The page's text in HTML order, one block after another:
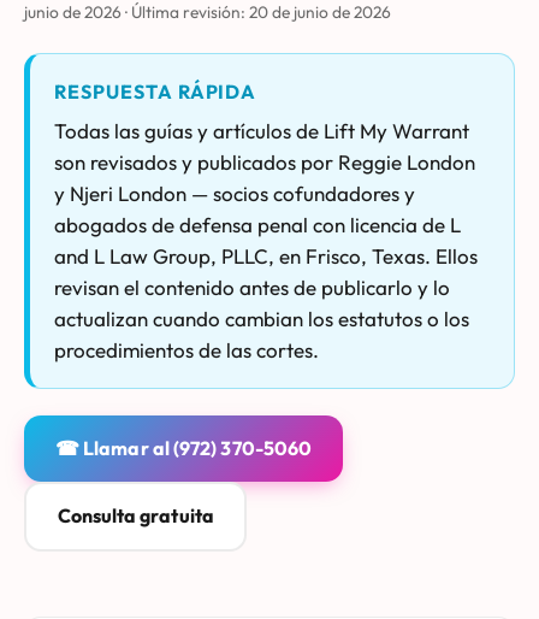
junio de 2026· Última revisión: 20 de junio de 2026
RESPUESTA RÁPIDA
Todas las guías y artículos de Lift My Warrant
son revisados y publicados por Reggie London
y Njeri London — socios cofundadores y
abogados de defensa penal con licencia de L
and L Law Group, PLLC, en Frisco, Texas. Ellos
revisan el contenido antes de publicarlo y lo
actualizan cuando cambian los estatutos o los
procedimientos de las cortes.
☎ Llamar al (972) 370-5060
Consulta gratuita